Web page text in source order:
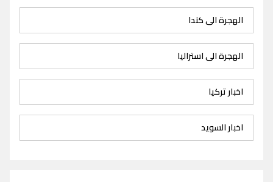
الهجرة الى كندا
الهجرة الى استراليا
اخبار تركيا
اخبار السويد